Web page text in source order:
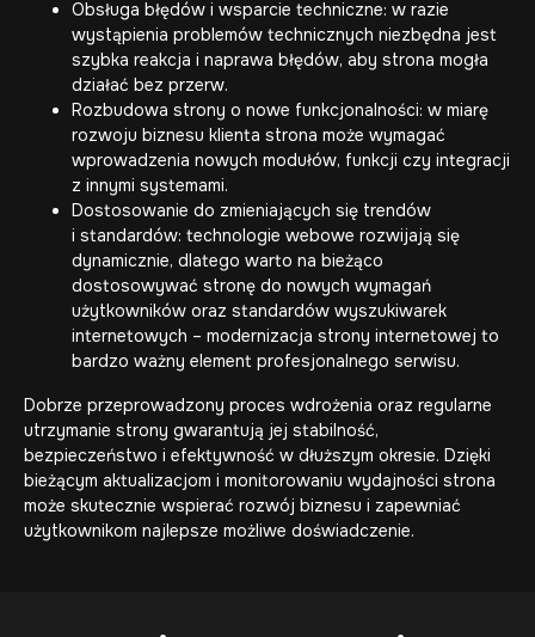
Obsługa błędów i wsparcie techniczne: w razie
wystąpienia problemów technicznych niezbędna jest
szybka reakcja i naprawa błędów, aby strona mogła
działać bez przerw.
Rozbudowa strony o nowe funkcjonalności: w miarę
rozwoju biznesu klienta strona może wymagać
wprowadzenia nowych modułów, funkcji czy integracji
z innymi systemami.
Dostosowanie do zmieniających się trendów
i standardów: technologie webowe rozwijają się
dynamicznie, dlatego warto na bieżąco
dostosowywać stronę do nowych wymagań
użytkowników oraz standardów wyszukiwarek
internetowych – modernizacja strony internetowej to
bardzo ważny element profesjonalnego serwisu.
Dobrze przeprowadzony proces wdrożenia oraz regularne
utrzymanie strony gwarantują jej stabilność,
bezpieczeństwo i efektywność w dłuższym okresie. Dzięki
bieżącym aktualizacjom i monitorowaniu wydajności strona
może skutecznie wspierać rozwój biznesu i zapewniać
użytkownikom najlepsze możliwe doświadczenie.